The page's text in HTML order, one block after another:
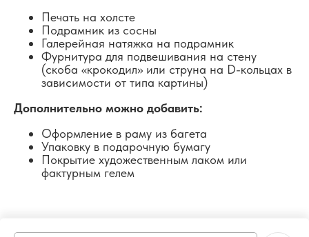
Печать на холсте
Подрамник из сосны
Галерейная натяжка на подрамник
Фурнитура для подвешивания на стену
(скоба «крокодил» или струна на D-кольцах в
зависимости от типа картины)
Дополнительно можно добавить:
Оформление в раму из багета
Упаковку в подарочную бумагу
Покрытие художественным лаком или
фактурным гелем